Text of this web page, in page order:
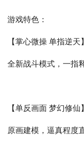
游戏特色：
【掌心微操 单指逆天】
全新战斗模式，一指
【单反画面 梦幻修仙】
原画建模，逼真程度